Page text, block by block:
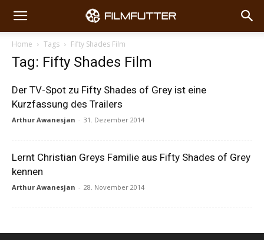
Home Tags Fifty Shades Film
Tag: Fifty Shades Film
Der TV-Spot zu Fifty Shades of Grey ist eine
Kurzfassung des Trailers
Arthur Awanesjan - 31. Dezember 2014
Lernt Christian Greys Familie aus Fifty Shades of Grey
kennen
Arthur Awanesjan - 28. November 2014